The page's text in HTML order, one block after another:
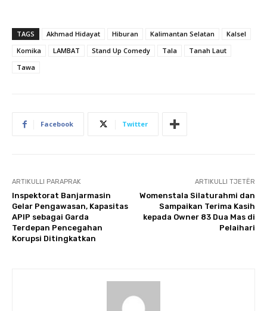
TAGS Akhmad Hidayat Hiburan Kalimantan Selatan
Kalsel
Komika
LAMBAT Stand Up Comedy Tala
Tanah Laut
Tawa
Facebook Twitter
ARTIKULLI PARAPRAK
Inspektorat Banjarmasin
Gelar Pengawasan, Kapasitas
APIP sebagai Garda
Terdepan Pencegahan
Korupsi Ditingkatkan
ARTIKULLI TJETËR
Womenstala Silaturahmi dan
Sampaikan Terima Kasih
kepada Owner 83 Dua Mas di
Pelaihari